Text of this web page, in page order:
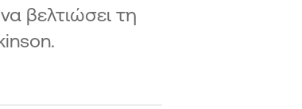
βελτιώσει τη